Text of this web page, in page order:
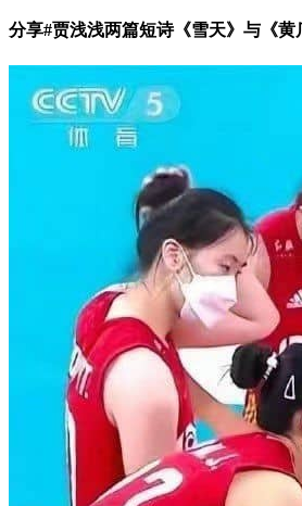
分享#贾浅浅两篇短诗《雪天》与《黄